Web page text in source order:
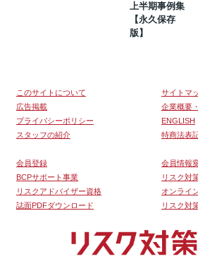
上半期事例集
【永久保存
版】
このサイトについて
サイトマ
広告掲載
企業概要
プライバシーポリシー
ENGLISH
スタッフの紹介
特商法表
会員登録
会員情報
BCPサポート事業
リスク対
リスクアドバイザー資格
オンライ
誌面PDFダウンロード
リスク対